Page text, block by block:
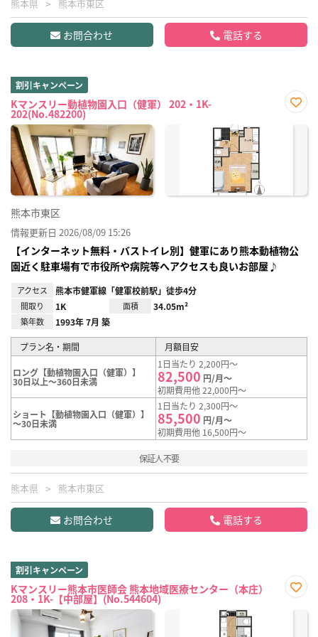
熊本県 熊本市東区
お問合わせ 電話する
割引キャンペーン
Kマンスリー動植物園入口（健軍） 202・1K-
202(No.482200)
に入
熊本市東区
情報更新日 2026/08/09 15:26
【インターネット無料・バストイレ別】健軍にあり熊本動植物公
園近く駐車場有で市役所や病院等へアクセスも良いお部屋♪
アクセス 熊本市健軍線「健軍校前駅」徒歩4分
間取り 1K 面積 34.05m²
築年数 1993年 7月 築
プラン名・期間 月額目安
ロング【動植物園入口（健軍）】
30日以上～360日未満
1日当たり 2,200円～
82,500 円/月～
初期費用他 22,000円～
ショート【動植物園入口（健軍）】
～30日未満
1日当たり 2,300円～
85,500 円/月～
初期費用他 16,500円～
保証人不要
熊本県 熊本市東区
お問合わせ 電話する
割引キャンペーン
Kマンスリー熊本市医師会 熊本地域医療センター（本庄）
208・1K-【中部屋】(No.544604)
に入